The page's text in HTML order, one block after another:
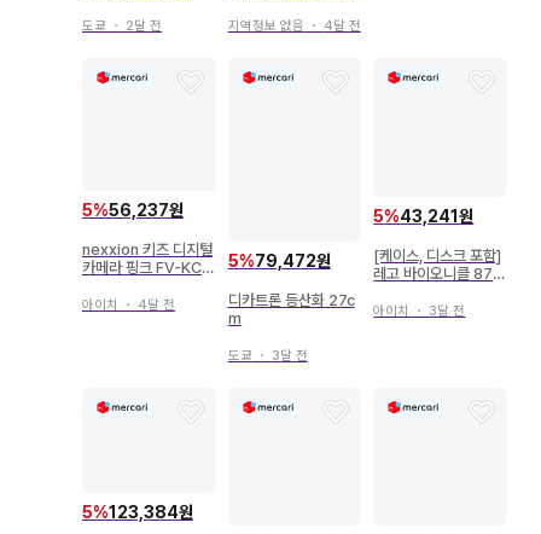
도쿄 ・ 2달 전 지역정보 없음 ・ 4달 전
5%56,237원
nexxion 키즈 디지털
카메라 핑크 FV-KC2
아이치 ・ 4달 전
5%79,472원
디카트론 등산화 27c
m
도쿄 ・ 3달 전
5%43,241원
[케이스, 디스크 포함]
레고 바이오니클 874
아이치 ・ 3달 전
5%123,384원